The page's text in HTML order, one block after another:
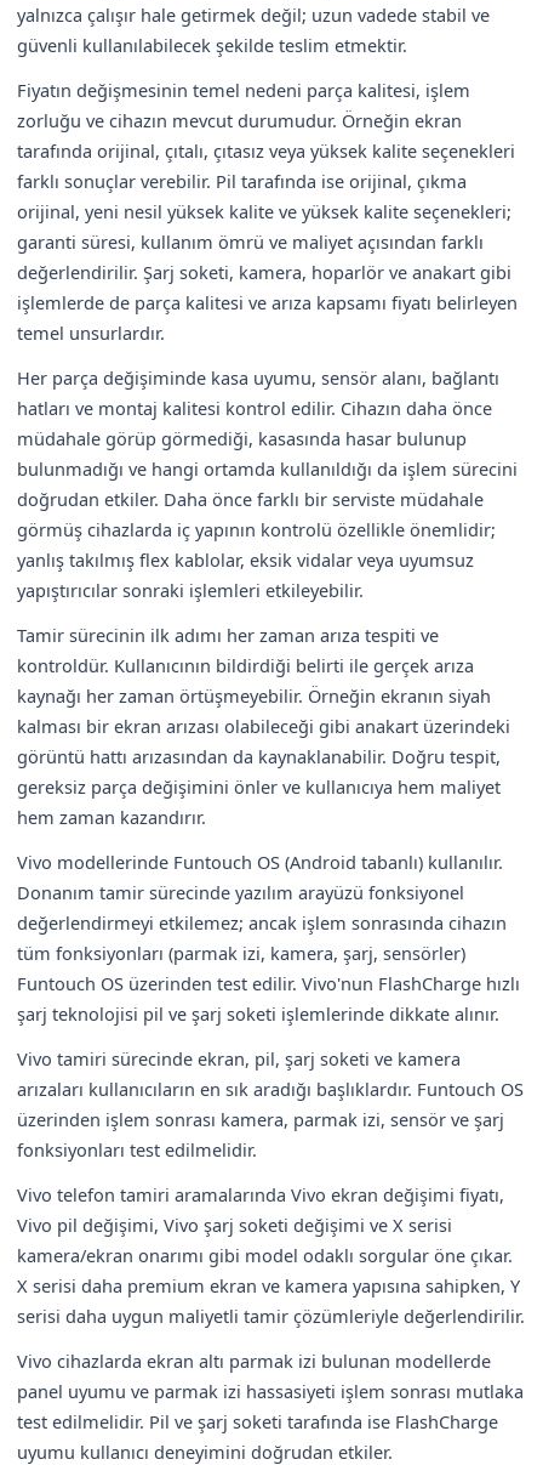
yalnızca çalışır hale getirmek değil; uzun vadede stabil ve
güvenli kullanılabilecek şekilde teslim etmektir.
Fiyatın değişmesinin temel nedeni parça kalitesi, işlem
zorluğu ve cihazın mevcut durumudur. Örneğin ekran
tarafında orijinal, çıtalı, çıtasız veya yüksek kalite seçenekleri
farklı sonuçlar verebilir. Pil tarafında ise orijinal, çıkma
orijinal, yeni nesil yüksek kalite ve yüksek kalite seçenekleri;
garanti süresi, kullanım ömrü ve maliyet açısından farklı
değerlendirilir. Şarj soketi, kamera, hoparlör ve anakart gibi
işlemlerde de parça kalitesi ve arıza kapsamı fiyatı belirleyen
temel unsurlardır.
Her parça değişiminde kasa uyumu, sensör alanı, bağlantı
hatları ve montaj kalitesi kontrol edilir. Cihazın daha önce
müdahale görüp görmediği, kasasında hasar bulunup
bulunmadığı ve hangi ortamda kullanıldığı da işlem sürecini
doğrudan etkiler. Daha önce farklı bir serviste müdahale
görmüş cihazlarda iç yapının kontrolü özellikle önemlidir;
yanlış takılmış flex kablolar, eksik vidalar veya uyumsuz
yapıştırıcılar sonraki işlemleri etkileyebilir.
Tamir sürecinin ilk adımı her zaman arıza tespiti ve
kontroldür. Kullanıcının bildirdiği belirti ile gerçek arıza
kaynağı her zaman örtüşmeyebilir. Örneğin ekranın siyah
kalması bir ekran arızası olabileceği gibi anakart üzerindeki
görüntü hattı arızasından da kaynaklanabilir. Doğru tespit,
gereksiz parça değişimini önler ve kullanıcıya hem maliyet
hem zaman kazandırır.
Vivo modellerinde Funtouch OS (Android tabanlı) kullanılır.
Donanım tamir sürecinde yazılım arayüzü fonksiyonel
değerlendirmeyi etkilemez; ancak işlem sonrasında cihazın
tüm fonksiyonları (parmak izi, kamera, şarj, sensörler)
Funtouch OS üzerinden test edilir. Vivo'nun FlashCharge hızlı
şarj teknolojisi pil ve şarj soketi işlemlerinde dikkate alınır.
Vivo tamiri sürecinde ekran, pil, şarj soketi ve kamera
arızaları kullanıcıların en sık aradığı başlıklardır. Funtouch OS
üzerinden işlem sonrası kamera, parmak izi, sensör ve şarj
fonksiyonları test edilmelidir.
Vivo telefon tamiri aramalarında Vivo ekran değişimi fiyatı,
Vivo pil değişimi, Vivo şarj soketi değişimi ve X serisi
kamera/ekran onarımı gibi model odaklı sorgular öne çıkar.
X serisi daha premium ekran ve kamera yapısına sahipken, Y
serisi daha uygun maliyetli tamir çözümleriyle değerlendirilir.
Vivo cihazlarda ekran altı parmak izi bulunan modellerde
panel uyumu ve parmak izi hassasiyeti işlem sonrası mutlaka
test edilmelidir. Pil ve şarj soketi tarafında ise FlashCharge
uyumu kullanıcı deneyimini doğrudan etkiler.